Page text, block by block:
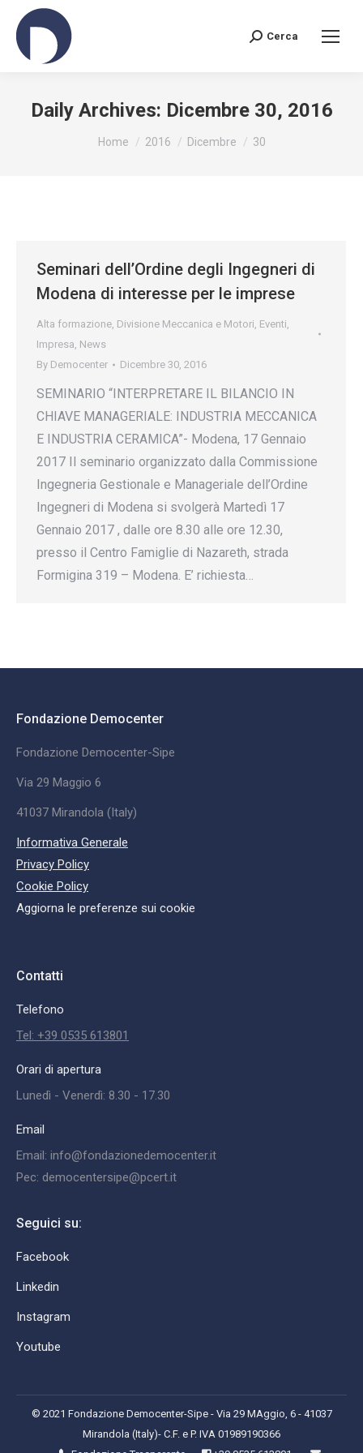
Search:
Cerca
Daily Archives: Dicembre 30, 2016
You are here:
Home 2016 Dicembre 30
Seminari dell’Ordine degli Ingegneri di
Modena di interesse per le imprese
Alta formazione, Divisione Meccanica e Motori, Eventi,
Impresa, News
By Democenter Dicembre 30, 2016
SEMINARIO “INTERPRETARE IL BILANCIO IN
CHIAVE MANAGERIALE: INDUSTRIA MECCANICA
E INDUSTRIA CERAMICA”- Modena, 17 Gennaio
2017 Il seminario organizzato dalla Commissione
Ingegneria Gestionale e Manageriale dell’Ordine
Ingegneri di Modena si svolgerà Martedì 17
Gennaio 2017 , dalle ore 8.30 alle ore 12.30,
presso il Centro Famiglie di Nazareth, strada
Formigina 319 – Modena. E’ richiesta…
Fondazione Democenter
Fondazione Democenter-Sipe
Via 29 Maggio 6
41037 Mirandola (Italy)
Informativa Generale
Privacy Policy
Cookie Policy
Aggiorna le preferenze sui cookie
Contatti
Telefono
Tel: +39 0535 613801
Orari di apertura
Lunedì - Venerdì: 8.30 - 17.30
Email
Email: info@fondazionedemocenter.it
Pec: democentersipe@pcert.it
Seguici su:
Facebook
Linkedin
Instagram
Youtube
© 2021 Fondazione Democenter-Sipe - Via 29 MAggio, 6 - 41037
Mirandola (Italy)- C.F. e P. IVA 01989190366